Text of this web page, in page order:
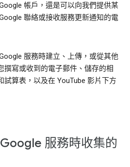
帳戶，還是可以向我們提供某
聯絡或接收服務更新通知的電
服務時建立、上傳，或從其他
撰寫或收到的電子郵件、儲存的相
試算表，以及在 YouTube 影片下方
服務時收集的